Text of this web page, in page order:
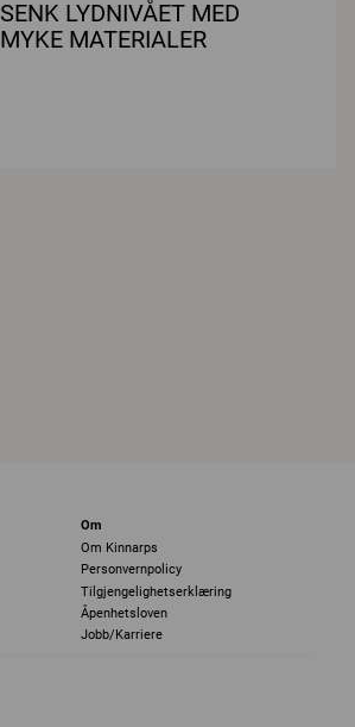
SENK LYDNIVÅET MED
MYKE MATERIALER
Om
Om Kinnarps
Personvernpolicy
Tilgjengelighetserklæring
Åpenhetsloven
Jobb/Karriere